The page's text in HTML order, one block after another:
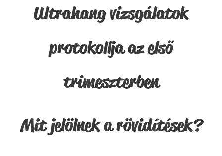
Ultrahang vizsgálatok
protokollja az első
trimeszterben
Mit jelölnek a rövidítések?